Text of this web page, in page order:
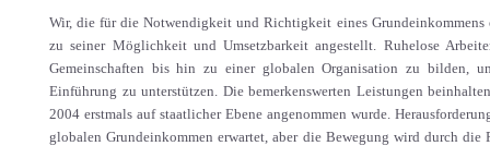
Wir, die für die Notwendigkeit und Richtigkeit eines Grundeinkommens
zu seiner Möglichkeit und Umsetzbarkeit angestellt. Ruhelose
Gemeinschaften bis hin zu einer globalen Organisation zu bilden,
Einführung zu unterstützen. Die bemerkenswerten Leistungen
2004 erstmals auf staatlicher Ebene angenommen wurde.
globalen Grundeinkommen erwartet, aber die Bewegung wird durch